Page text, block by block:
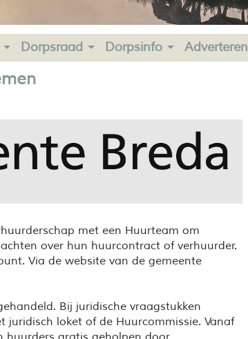
Dorpsraad Dorpsinfo Adverteren
met een Huurteam om
over hun huurcontract of verhuurder.
Via de website van de gemeente
Bij juridische vraagstukken
loket of de Huurcommissie. Vanaf